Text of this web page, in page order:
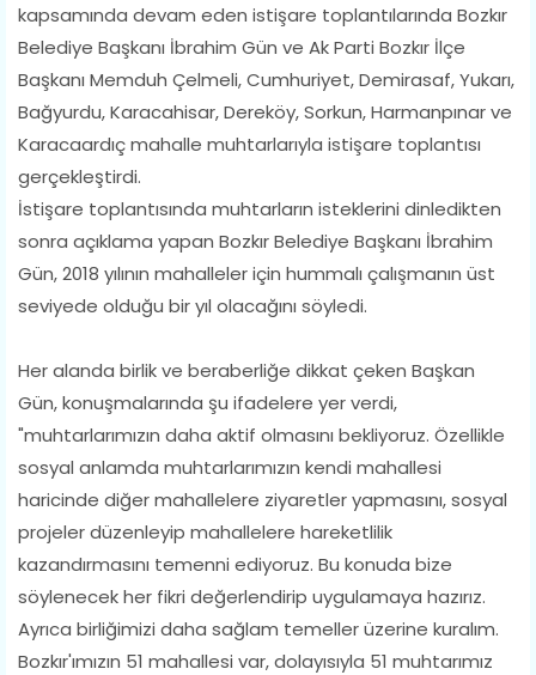
kapsamında devam eden istişare toplantılarında Bozkır
Belediye Başkanı İbrahim Gün ve Ak Parti Bozkır İlçe
Başkanı Memduh Çelmeli, Cumhuriyet, Demirasaf, Yukarı,
Bağyurdu, Karacahisar, Dereköy, Sorkun, Harmanpınar ve
Karacaardıç mahalle muhtarlarıyla istişare toplantısı
gerçekleştirdi.
İstişare toplantısında muhtarların isteklerini dinledikten
sonra açıklama yapan Bozkır Belediye Başkanı İbrahim
Gün, 2018 yılının mahalleler için hummalı çalışmanın üst
seviyede olduğu bir yıl olacağını söyledi.
Her alanda birlik ve beraberliğe dikkat çeken Başkan
Gün, konuşmalarında şu ifadelere yer verdi,
"muhtarlarımızın daha aktif olmasını bekliyoruz. Özellikle
sosyal anlamda muhtarlarımızın kendi mahallesi
haricinde diğer mahallelere ziyaretler yapmasını, sosyal
projeler düzenleyip mahallelere hareketlilik
kazandırmasını temenni ediyoruz. Bu konuda bize
söylenecek her fikri değerlendirip uygulamaya hazırız.
Ayrıca birliğimizi daha sağlam temeller üzerine kuralım.
Bozkır'ımızın 51 mahallesi var, dolayısıyla 51 muhtarımız